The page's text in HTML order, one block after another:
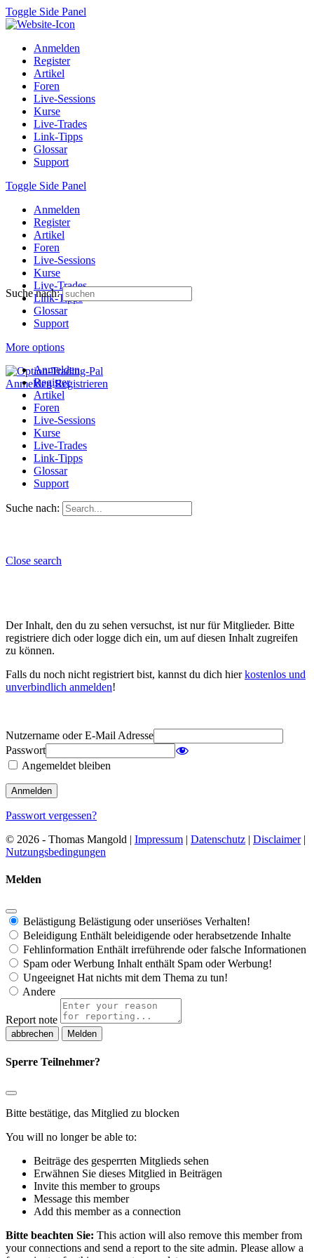
Toggle Side Panel
Anmelden
Register
Artikel
Foren
Live-Sessions
Kurse
Live-Trades
Link-Tipps
Glossar
Support
Toggle Side Panel
Anmelden
Register
Artikel
Foren
Live-Sessions
Kurse
Live-Trades
Link-Tipps
Glossar
Support
More options
Anmelden Registrieren
Suche nach:
Anmelden
Register
Artikel
Foren
Live-Sessions
Kurse
Live-Trades
Link-Tipps
Glossar
Support
Suche nach:
Close search
Der Inhalt, den du zu sehen versuchst, ist nur für Mitglieder. Bitte
registriere dich oder logge dich ein, um auf diesen Inhalt zugreifen
zu können.
Falls du noch nicht registriert bist, kannst du dich hierkostenlos und
unverbindlich anmelden!
Nutzername oder E-Mail Adresse
Passwort
Angemeldet bleiben
Passwort vergessen?
© 2026 - Thomas Mangold | Impressum | Datenschutz | Disclaimer|
Nutzungsbedingungen
Melden
Belästigung Belästigung oder unseriöses Verhalten!
Beleidigung Enthält beleidigende oder herabsetzende Inhalte
Fehlinformation Enthält irreführende oder falsche Informationen
Spam oder Werbung Inhalt enthält Spam oder Werbung!
Ungeeignet Hat nichts mit dem Thema zu tun!
Andere
Report note
Melden
Sperre Teilnehmer?
Bitte bestätige, das Mitglied zu blocken
You will no longer be able to:
Beiträge des gesperrten Mitglieds sehen
Erwähnen Sie dieses Mitglied in Beiträgen
Invite this member to groups
Message this member
Add this member as a connection
Bitte beachten Sie: This action will also remove this member from
your connections and send a report to the site admin. Please allow a